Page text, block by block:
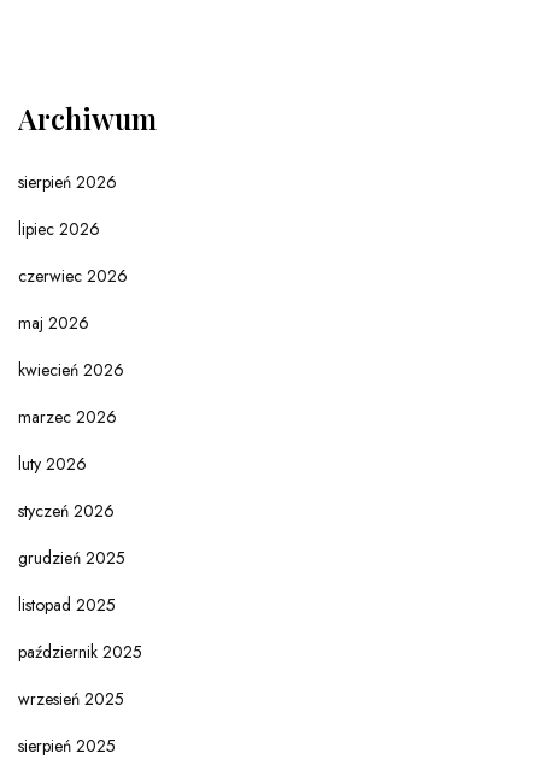
Archiwum
sierpień 2026
lipiec 2026
czerwiec 2026
maj 2026
kwiecień 2026
marzec 2026
luty 2026
styczeń 2026
grudzień 2025
listopad 2025
październik 2025
wrzesień 2025
sierpień 2025